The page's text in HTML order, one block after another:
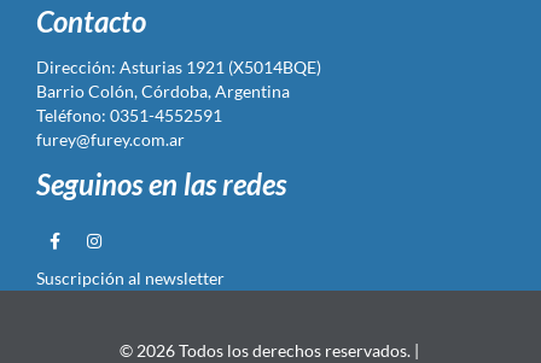
Contacto
Dirección: Asturias 1921 (X5014BQE)
Barrio Colón, Córdoba, Argentina
Teléfono: 0351-4552591
furey@furey.com.ar
Seguinos en las redes
Suscripción al newsletter
© 2026 Todos los derechos reservados. |